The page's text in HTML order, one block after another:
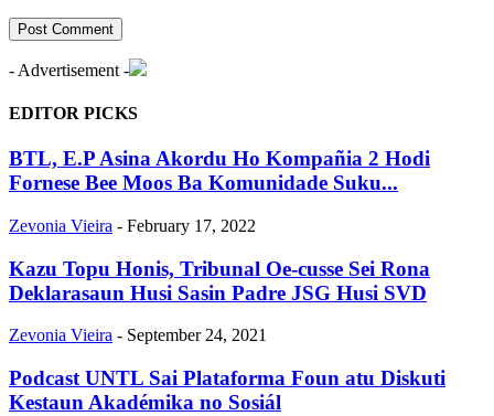
- Advertisement -
EDITOR PICKS
BTL, E.P Asina Akordu Ho Kompañia 2 Hodi
Fornese Bee Moos Ba Komunidade Suku...
Zevonia Vieira - February 17, 2022
Kazu Topu Honis, Tribunal Oe-cusse Sei Rona
Deklarasaun Husi Sasin Padre JSG Husi SVD
Zevonia Vieira - September 24, 2021
Podcast UNTL Sai Plataforma Foun atu Diskuti
Kestaun Akadémika no Sosiál